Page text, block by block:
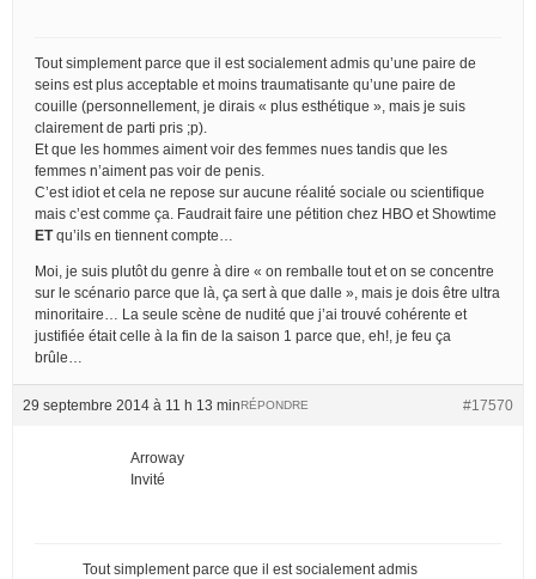
Tout simplement parce que il est socialement admis qu’une paire de
seins est plus acceptable et moins traumatisante qu’une paire de
couille (personnellement, je dirais « plus esthétique », mais je suis
clairement de parti pris ;p).
Et que les hommes aiment voir des femmes nues tandis que les
femmes n’aiment pas voir de penis.
C’est idiot et cela ne repose sur aucune réalité sociale ou scientifique
mais c’est comme ça. Faudrait faire une pétition chez HBO et Showtime
ETqu’ils en tiennent compte…
Moi, je suis plutôt du genre à dire « on remballe tout et on se concentre
sur le scénario parce que là, ça sert à que dalle », mais je dois être ultra
minoritaire… La seule scène de nudité que j’ai trouvé cohérente et
justifiée était celle à la fin de la saison 1 parce que, eh!, je feu ça
brûle…
29 septembre 2014 à 11 h 13 min #17570
RÉPONDRE
Arroway
Invité
Tout simplement parce que il est socialement admis